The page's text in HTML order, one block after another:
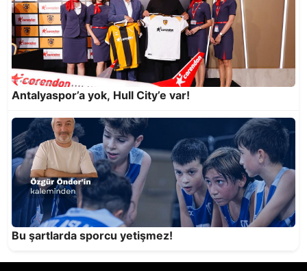
Semt spor sahaları bakımsızlıktan dökülüyor!
Antalyaspor’a yok, Hull City’e var!
Bu şartlarda sporcu yetişmez!